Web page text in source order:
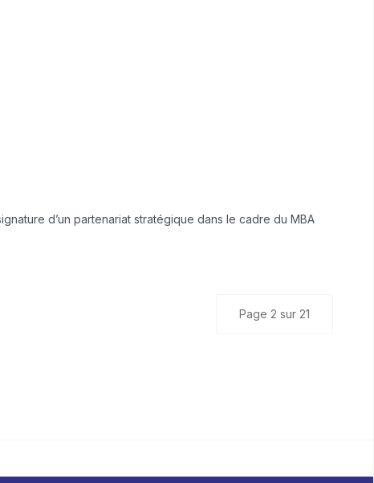
d’un partenariat stratégique dans le cadre du MBA
Page 2 sur 21